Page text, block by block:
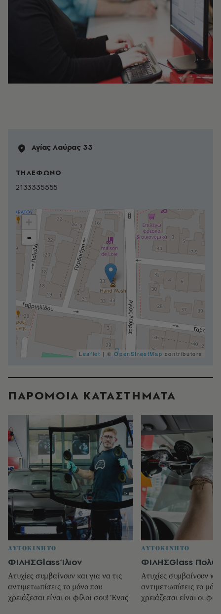
Αγίας Λαύρας 33
ΤΗΛΕΦΩΝΟ
2133335555
-
Leaflet | ©OpenStreetMap contributors
ΠΑΡΟΜΟΙΑ ΚΑΤΑΣΤΗΜΑΤΑ
ΑΥΤΟΚΙΝΗΤΟ
ΦΙΛΗΣGlass Ίλιον
Ατυχίες συμβαίνουν και για να τις
αντιμετωπίσεις το μόνο που
χρειάζεσαι είναι οι φίλοι σου! Ένας
ΑΥΤΟΚΙΝΗΤΟ
ΦΙΛΗΣGlass
Ατυχίες συμβαίνουν
αντιμετωπίσεις το
χρειάζεσαι είναι οι